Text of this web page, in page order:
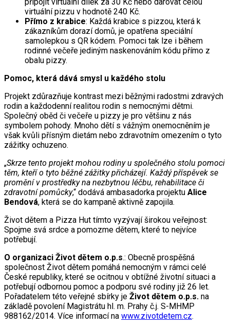
virtuální pizzu v hodnotě 240 Kč.
Přímo z krabice: Každá krabice s pizzou, která k
zákazníkům dorazí domů, je opatřena speciální
samolepkou s QR kódem. Pomoci tak lze i během
rodinné večeře jediným naskenováním kódu přímo z
obalu pizzy.
Pomoc, která dává smysl u každého stolu
Projekt zdůrazňuje kontrast mezi běžnými radostmi zdravých
rodin a každodenní realitou rodin s nemocnými dětmi.
Společný oběd či večeře u pizzy je pro většinu z nás
symbolem pohody. Mnoho dětí s vážným onemocněním je
však kvůli přísným dietám nebo zdravotním omezením o tyto
zážitky ochuzeno.
„Skrze tento projekt mohou rodiny u společného stolu pomoci
těm, kteří o tyto běžné zážitky přicházejí. Každý příspěvek se
promění v prostředky na nezbytnou léčbu, rehabilitace či
zdravotní pomůcky,“ dodává ambasadorka projektu Alice
Bendová, která se do kampaně aktivně zapojila.
Život dětem a Pizza Hut tímto vyzývají širokou veřejnost:
Spojme svá srdce a pomozme dětem, které to nejvíce
potřebují.
O organizaci Život dětem o.p.s.: Obecně prospěšná
společnost Život dětem pomáhá nemocným v rámci celé
České republiky, které se ocitnou v obtížné životní situaci a
potřebují odbornou pomoc a podporu své rodiny již 26 let.
Pořadatelem této veřejné sbírky je Život dětem o.p.s. na
základě povolení Magistrátu hl. m. Prahy č.j. S-MHMP
988162/2014. Více informací na www.zivotdetem.cz.